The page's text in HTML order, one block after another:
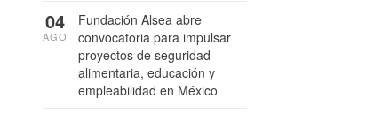
Fundación Alsea abre
convocatoria para impulsar
proyectos de seguridad
alimentaria, educación y
empleabilidad en México
04
AGO